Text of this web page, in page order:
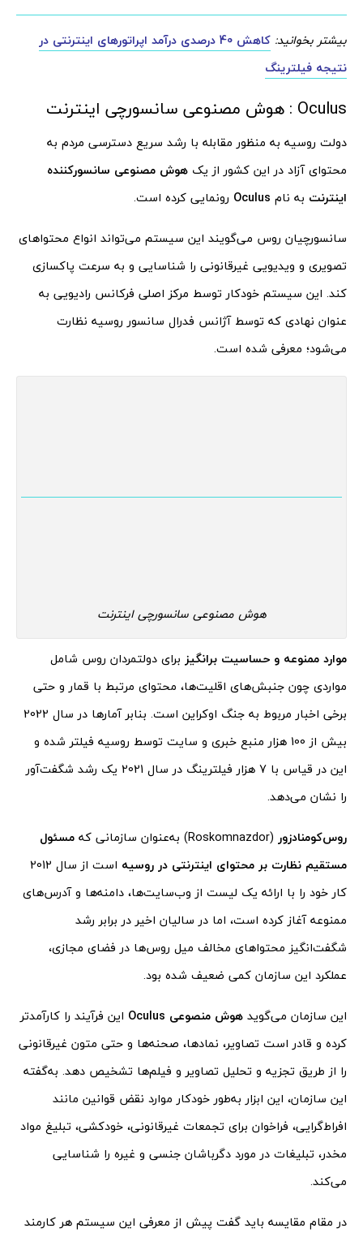
بیشتر بخوانید:
کاهش 40 درصدی درآمد اپراتورهای اینترنتی در
نتیجه فیلترینگ
Oculus : هوش مصنوعی سانسورچی اینترنت
دولت روسیه به منظور مقابله با رشد سریع دسترسی مردم به
محتوای آزاد در این کشور از یک هوش مصنوعی سانسورکننده
اینترنت به نام Oculus رونمایی کرده است.
سانسورچیان روس می‌گویند این سیستم می‌تواند انواع محتواهای
تصویری و ویدیویی غیرقانونی را شناسایی و به سرعت پاکسازی
کند. این سیستم خودکار توسط مرکز اصلی فرکانس رادیویی به
عنوان نهادی که توسط آژانس فدرال سانسور روسیه نظارت
می‌شود؛ معرفی شده است.
هوش مصنوعی سانسورچی اینترنت
موارد ممنوعه و حساسیت برانگیز برای دولتمردان روس شامل
مواردی چون جنبش‌های اقلیت‌ها، محتوای مرتبط با قمار و حتی
برخی اخبار مربوط به جنگ اوکراین است. بنابر آمارها در سال 2022
بیش از 100 هزار منبع خبری و سایت توسط روسیه فیلتر شده و
این در قیاس با 7 هزار فیلترینگ در سال 2021 یک رشد شگفت‌آور
را نشان می‌دهد.
روس‌کومنادزور (Roskomnazdor) به‌عنوان سازمانی که
مسئول
مستقیم نظارت بر محتوای اینترنتی در روسیه
است از سال 2012
کار خود را با ارائه یک لیست از وب‌سایت‌ها، دامنه‌ها و آدرس‌های
ممنوعه آغاز کرده است، اما در سالیان اخیر در برابر رشد
شگفت‌انگیز محتواهای مخالف میل روس‌ها در فضای مجازی،
عملکرد این سازمان کمی ضعیف‌ شده بود.
این سازمان می‌گوید هوش منصوعی Oculus
این فرآیند را کارآمدتر
کرده و قادر است تصاویر، نمادها، صحنه‌ها و حتی متون غیرقانونی
را از طریق تجزیه‌ و تحلیل تصاویر و فیلم‌ها تشخیص دهد. به‌گفته
این سازمان، این ابزار به‌طور خودکار موارد نقض قوانین مانند
افراط‌گرایی، فراخوان برای تجمعات غیرقانونی، خودکشی، تبلیغ مواد
مخدر، تبلیغات در مورد دگرباشان جنسی و غیره را شناسایی
می‌کند.
در مقام مقایسه باید گفت پیش از معرفی این سیستم هر کارمند